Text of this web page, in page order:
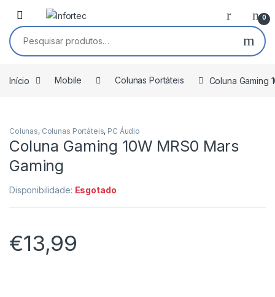
Saltar para navegação
Pular para o conteúdo
0
Pesquisar por:
Início Mobile Colunas Portáteis Coluna Gaming
Colunas, Colunas Portáteis, PC Áudio
Coluna Gaming 10W MRS0 Mars
Gaming
Disponibilidade: Esgotado
€13,99